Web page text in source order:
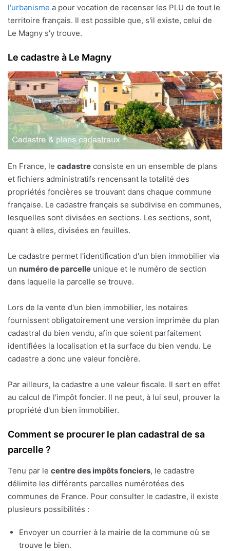
l'urbanisme a pour vocation de recenser les PLU de tout le
territoire français. Il est possible que, s'il existe, celui de
Le Magny s'y trouve.
Le cadastre à Le Magny
En France, le cadastre consiste en un ensemble de plans
et fichiers administratifs rencensant la totalité des
propriétés foncières se trouvant dans chaque commune
française. Le cadastre français se subdivise en communes,
lesquelles sont divisées en sections. Les sections, sont,
quant à elles, divisées en feuilles.
Le cadastre permet l'identification d'un bien immobilier via
un numéro de parcelle unique et le numéro de section
dans laquelle la parcelle se trouve.
Lors de la vente d'un bien immobilier, les notaires
fournissent obligatoirement une version imprimée du plan
cadastral du bien vendu, afin que soient parfaitement
identifiées la localisation et la surface du bien vendu. Le
cadastre a donc une valeur foncière.
Par ailleurs, la cadastre a une valeur fiscale. Il sert en effet
au calcul de l'impôt foncier. Il ne peut, à lui seul, prouver la
propriété d'un bien immobilier.
Comment se procurer le plan cadastral de sa
parcelle ?
Tenu par le centre des impôts fonciers, le cadastre
délimite les différents parcelles numérotées des
communes de France. Pour consulter le cadastre, il existe
plusieurs possibilités :
Envoyer un courrier à la mairie de la commune où se
trouve le bien.